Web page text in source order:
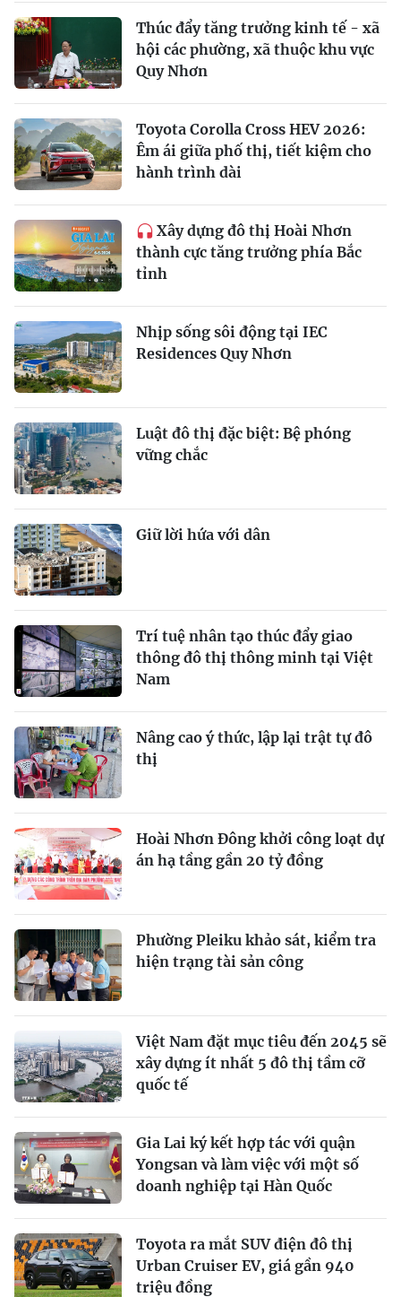
Thúc đẩy tăng trưởng kinh tế - xã
hội các phường, xã thuộc khu vực
Quy Nhơn
Toyota Corolla Cross HEV 2026:
Êm ái giữa phố thị, tiết kiệm cho
hành trình dài
Xây dựng đô thị Hoài Nhơn
thành cực tăng trưởng phía Bắc
tỉnh
Nhịp sống sôi động tại IEC
Residences Quy Nhơn
Luật đô thị đặc biệt: Bệ phóng
vững chắc
Giữ lời hứa với dân
Trí tuệ nhân tạo thúc đẩy giao
thông đô thị thông minh tại Việt
Nam
Nâng cao ý thức, lập lại trật tự đô
thị
Hoài Nhơn Đông khởi công loạt dự
án hạ tầng gần 20 tỷ đồng
Phường Pleiku khảo sát, kiểm tra
hiện trạng tài sản công
Việt Nam đặt mục tiêu đến 2045 sẽ
xây dựng ít nhất 5 đô thị tầm cỡ
quốc tế
Gia Lai ký kết hợp tác với quận
Yongsan và làm việc với một số
doanh nghiệp tại Hàn Quốc
Toyota ra mắt SUV điện đô thị
Urban Cruiser EV, giá gần 940
triệu đồng